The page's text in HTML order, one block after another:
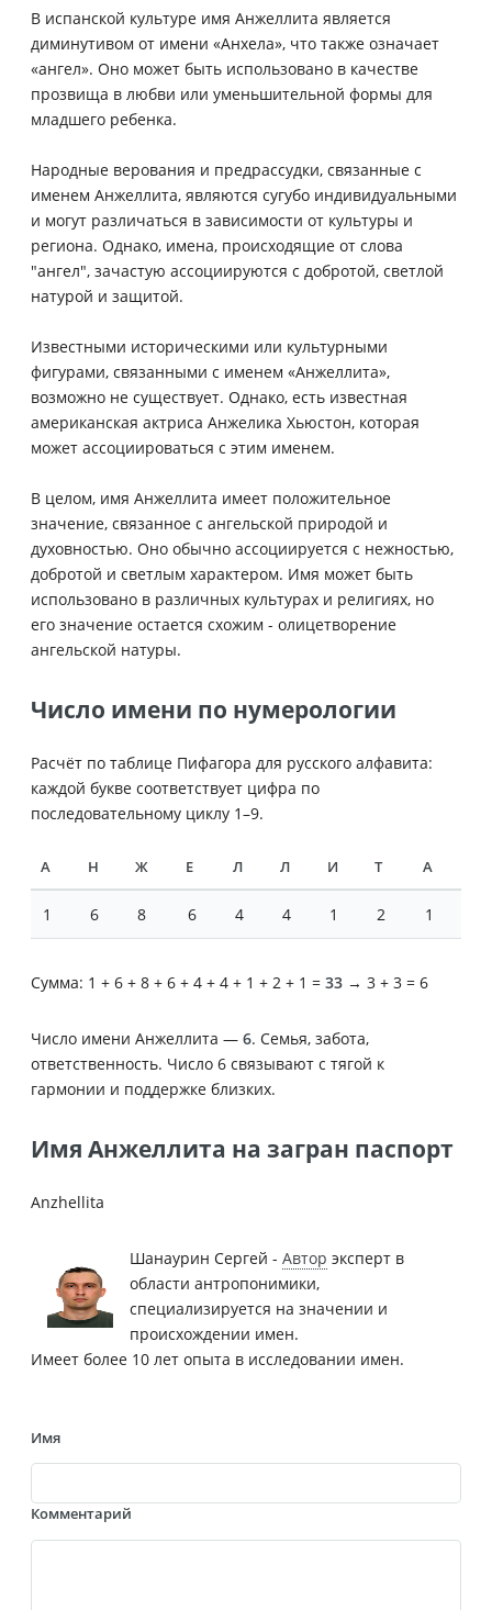
В испанской культуре имя Анжеллита является
диминутивом от имени «Анхела», что также означает
«ангел». Оно может быть использовано в качестве
прозвища в любви или уменьшительной формы для
младшего ребенка.
Народные верования и предрассудки, связанные с
именем Анжеллита, являются сугубо индивидуальными
и могут различаться в зависимости от культуры и
региона. Однако, имена, происходящие от слова
"ангел", зачастую ассоциируются с добротой, светлой
натурой и защитой.
Известными историческими или культурными
фигурами, связанными с именем «Анжеллита»,
возможно не существует. Однако, есть известная
американская актриса Анжелика Хьюстон, которая
может ассоциироваться с этим именем.
В целом, имя Анжеллита имеет положительное
значение, связанное с ангельской природой и
духовностью. Оно обычно ассоциируется с нежностью,
добротой и светлым характером. Имя может быть
использовано в различных культурах и религиях, но
его значение остается схожим - олицетворение
ангельской натуры.
Число имени по нумерологии
Расчёт по таблице Пифагора для русского алфавита:
каждой букве соответствует цифра по
последовательному циклу 1–9.
А Н Ж Е Л Л И Т А
1 6 8 6 4 4 1 2 1
Сумма: 1 + 6 + 8 + 6 + 4 + 4 + 1 + 2 + 1 = 33 → 3 + 3 = 6
Число имени Анжеллита — 6. Семья, забота,
ответственность. Число 6 связывают с тягой к
гармонии и поддержке близких.
Имя Анжеллита на загран паспорт
Anzhellita
Шанаурин Сергей - Автор эксперт в
области антропонимики,
специализируется на значении и
происхождении имен.
Имеет более 10 лет опыта в исследовании имен.
Имя
Комментарий